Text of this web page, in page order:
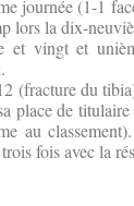
journée (1-1
lors la dix-
et vingt et
(fracture du
place de
au
fois avec la